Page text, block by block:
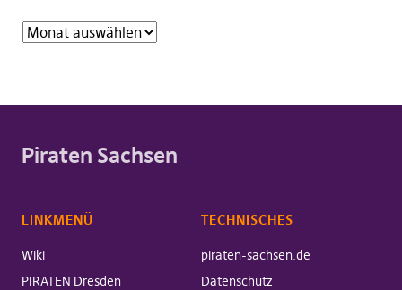
Piraten Sachsen
LINKMENÜ
Wiki
PIRATEN Dresden
TECHNISCHES
piraten-sachsen.de
Datenschutz